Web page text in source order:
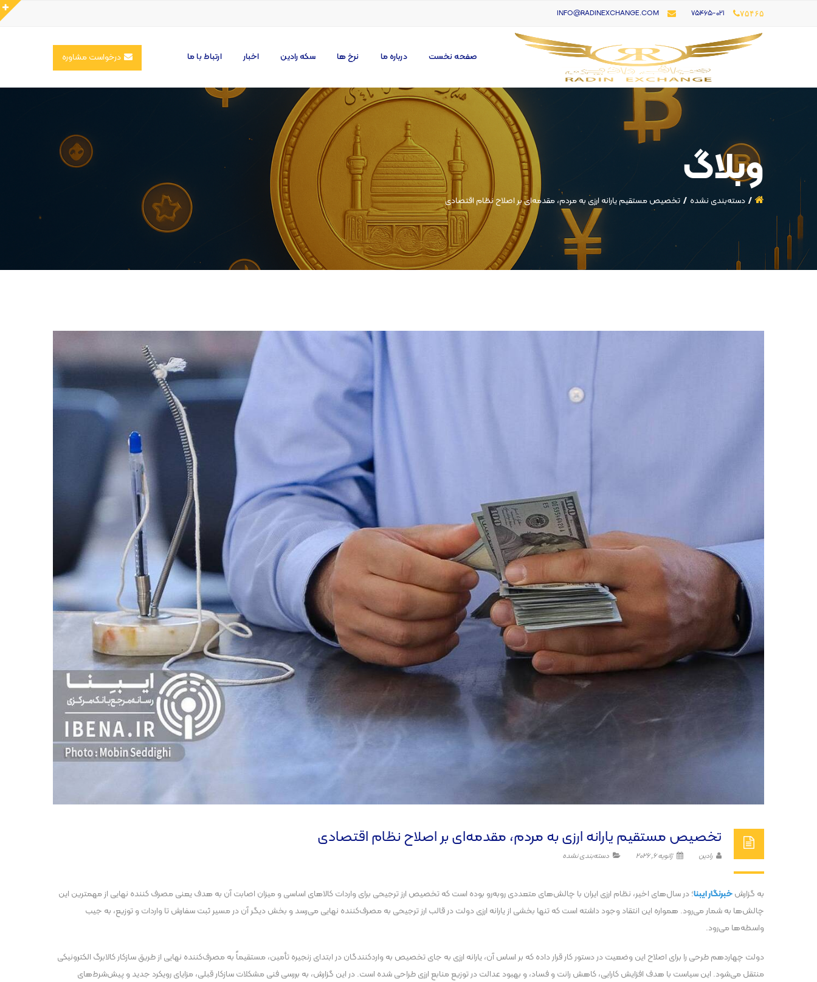
۷۵۴۶۵ INFO@RADINEXCHANGE.COM
صفحه نخست درباره ما نرخ ها سکه رادین اخبار ارتباط با ما درخواست مشاوره
وبلاگ
دسته‌بندی نشده تخصیص مستقیم یارانه ارزی به مردم، مقدمه‌ای بر اصلاح نظام اقتصادی
تخصیص مستقیم یارانه ارزی به مردم، مقدمه‌ای بر اصلاح نظام اقتصادی
رادین ژانویه 6, 2026 دسته‌بندی نشده
به گزارشخبرنگار ایبنا؛ در سال‌های اخیر، نظام ارزی ایران با چالش‌های متعددی رو‌به‌رو بوده است که تخصیص ارز ترجیحی برای واردات کالا‌های اساسی و میزان اصابت آن به هدف یعنی مصرف کننده نهایی از مهمترین این
چالش‌ها به شمار می‌رود. همواره این انتقاد وجود داشته است که تنها بخشی از یارانه ارزی دولت در قالب ارز ترجیحی به مصرف‌کننده نهایی می‌رسد و بخش دیگر آن در مسیر ثبت سفارش تا واردات و توزیع، به جیب
واسطه‌ها می‌رود.
دولت چهاردهم طرحی را برای اصلاح این وضعیت در دستور کار قرار داده که بر اساس آن، یارانه ارزی به جای تخصیص به واردکنندگان در ابتدای زنجیره تأمین، مستقیماً به مصرف‌کننده نهایی از طریق سازکار کالابرگ الکترونیکی
منتقل می‌شود. این سیاست با هدف افزایش کارایی، کاهش رانت و فساد، و بهبود عدالت در توزیع منابع ارزی طراحی شده است. در این گزارش، به بررسی فنی مشکلات سازکار قبلی، مزایای رویکرد جدید و پیش‌شرط‌های